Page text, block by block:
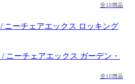
全10商品
ニーチェアエックス ロッキング
全10商品